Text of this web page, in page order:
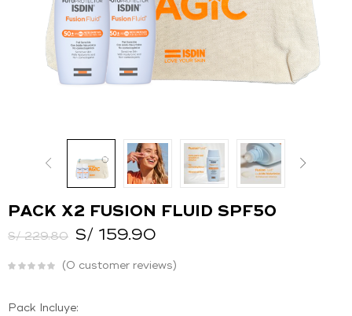
PACK X2 FUSION FLUID SPF50
S/229.80 S/ 159.90
0 customer reviews
Pack Incluye:
O
Continuar conGoogle